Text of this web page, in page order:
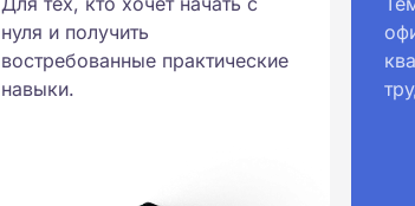
нуля и получить
востребованные практические
навыки.